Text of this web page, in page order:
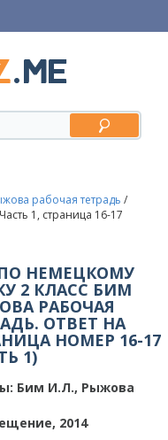
рабочая тетрадь /
1, страница 16-17
НЕМЕЦКОМУ
2 КЛАСС БИМ
РАБОЧАЯ
ОТВЕТ НА
НОМЕР 16-17
1)
Бим И.Л., Рыжова
2014